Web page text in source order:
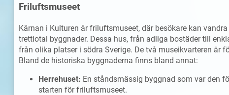
Friluftsmuseet
Kärnan i Kulturen är friluftsmuseet, där besökare kan
trettiotal byggnader. Dessa hus, från adliga bostäder till
från olika platser i södra Sverige. De två museikvarteren är
Bland de historiska byggnaderna finns bland annat:
Herrehuset: En ståndsmässig byggnad som var den
starten för friluftsmuseet.